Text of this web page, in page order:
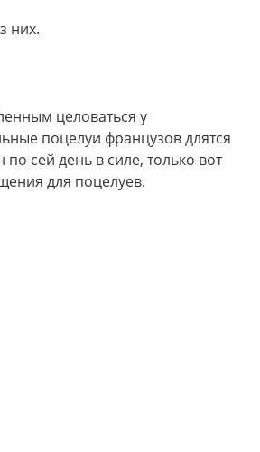
них.
целоваться у
поцелуи французов длятся
сей день в силе, только вот
для поцелуев.